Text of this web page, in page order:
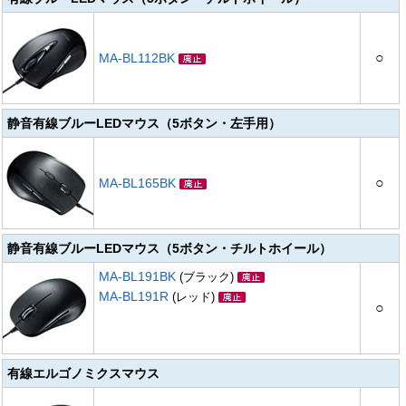
MA-BL112BK ○
静音有線ブルーLEDマウス（5ボタン・左手用）
MA-BL165BK ○
静音有線ブルーLEDマウス（5ボタン・チルトホイール）
MA-BL191BK (ブラック)
MA-BL191R (レッド)
○
有線エルゴノミクスマウス